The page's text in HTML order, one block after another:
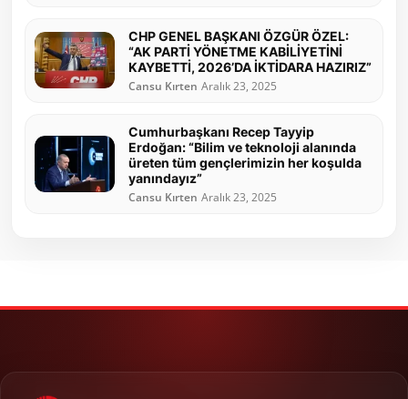
CHP GENEL BAŞKANI ÖZGÜR ÖZEL:
“AK PARTİ YÖNETME KABİLİYETİNİ
KAYBETTİ, 2026’DA İKTİDARA HAZIRIZ”
Cansu Kırten Aralık 23, 2025
Cumhurbaşkanı Recep Tayyip
Erdoğan: “Bilim ve teknoloji alanında
üreten tüm gençlerimizin her koşulda
yanındayız”
Cansu Kırten Aralık 23, 2025